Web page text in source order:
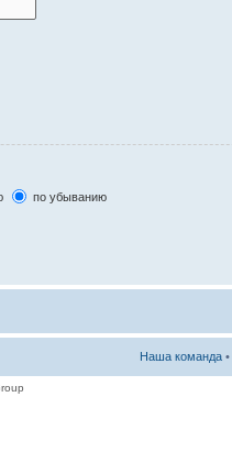
по убыванию
Наша команда •